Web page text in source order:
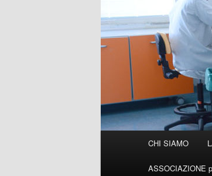
Vai
al
CHI SIAMO
ASSOCIAZIONE